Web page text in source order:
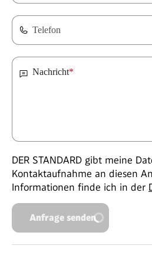
Telefon
Nachricht*
DER STANDARD gibt meine
Kontaktaufnahme an diesen
Informationen finde ich in der
Anfrage senden